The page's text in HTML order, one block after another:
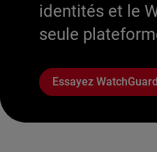
identités et le
seule
Essayez